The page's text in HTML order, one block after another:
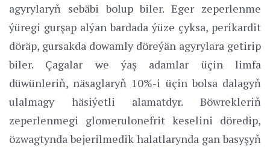
agyrylaryň sebäbi bolup biler. Eger zeperlenme
ýüregi gurşap alýan bardada ýüze çyksa, perikardit
döräp, gursakda dowamly döreýän agyrylara getirip
biler. Çagalar we ýaş adamlar üçin limfa
düwünleriň, näsaglaryň 10%-i üçin bolsa dalagyň
ulalmagy häsiýetli alamatdyr. Böwrekleriň
zeperlenmegi glomerulonefrit keselini döredip,
özwagtynda bejerilmedik halatlarynda gan basyşyň